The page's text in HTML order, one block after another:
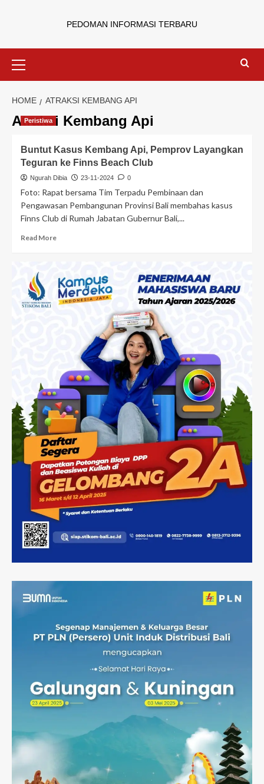
PEDOMAN INFORMASI TERBARU
HOME ATRAKSI KEMBANG API
Atraksi Kembang Api
Peristiwa
Buntut Kasus Kembang Api, Pemprov Layangkan
Teguran ke Finns Beach Club
Ngurah Dibia 23-11-2024 0
Foto: Rapat bersama Tim Terpadu Pembinaan dan
Pengawasan Pembangunan Provinsi Bali membahas kasus
Finns Club di Rumah Jabatan Gubernur Bali,...
Read More